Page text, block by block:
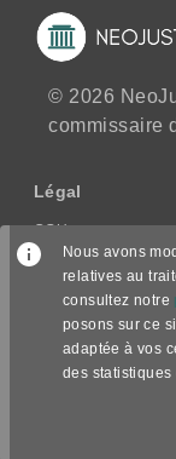
© 2026
commissaire
Légal
CGU
CGV/CPPS
Politique de
Nous avons
relatives au
consultez notre
posons sur ce
adaptée à vos
des statistiques